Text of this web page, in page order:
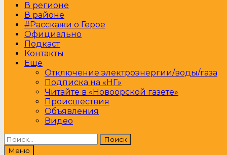
В регионе
В районе
#Расскажи о Герое
Официально
Подкаст
Контакты
Еще
Отключение электроэнергии/воды/газа
Подписка на «НГ»
Читайте в «Новоорской газете»
Происшествия
Объявления
Видео
Найти:
Меню